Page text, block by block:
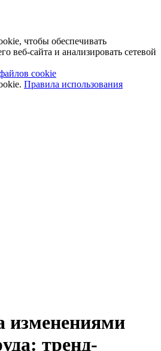
чтобы обеспечивать
веб-сайта и анализировать сетевой
cookie
Правила использования
изменениями
тренд-